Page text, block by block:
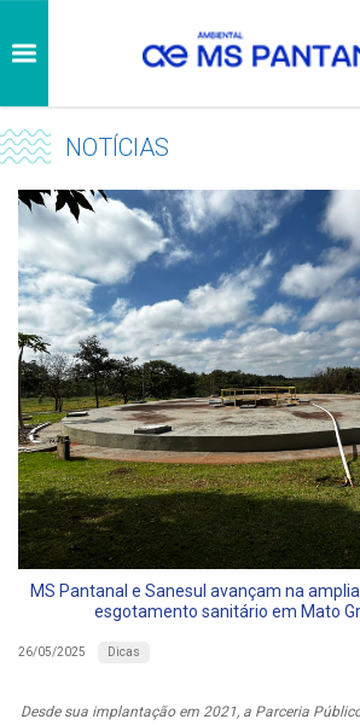
NOTÍCIAS
MS Pantanal e Sanesul avançam na
esgotamento sanitário em Mato
26/05/2025 Dicas
Desde sua implantação em 2021, a Parceria